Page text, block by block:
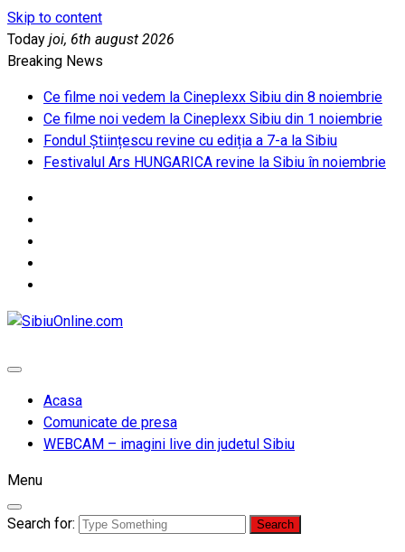
Skip to content
Today joi, 6th august 2026
Breaking News
Ce filme noi vedem la Cineplexx Sibiu din 8 noiembrie
Ce filme noi vedem la Cineplexx Sibiu din 1 noiembrie
Fondul Științescu revine cu ediția a 7-a la Sibiu
Festivalul Ars HUNGARICA revine la Sibiu în noiembrie
Acasa
Comunicate de presa
WEBCAM – imagini live din judetul Sibiu
Menu
Search for: